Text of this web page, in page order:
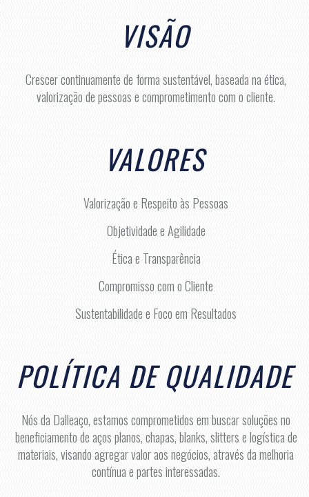
VISÃO
Crescer continuamente de forma sustentável, baseada na ética,
valorização de pessoas e comprometimento com o cliente.
VALORES
Valorização e Respeito às Pessoas
Objetividade e Agilidade
Ética e Transparência
Compromisso com o Cliente
Sustentabilidade e Foco em Resultados
POLÍTICA DE QUALIDADE
Nós da Dalleaço, estamos comprometidos em buscar soluções no
beneficiamento de aços planos, chapas, blanks, slitters e logística de
materiais, visando agregar valor aos negócios, através da melhoria
contínua e partes interessadas.